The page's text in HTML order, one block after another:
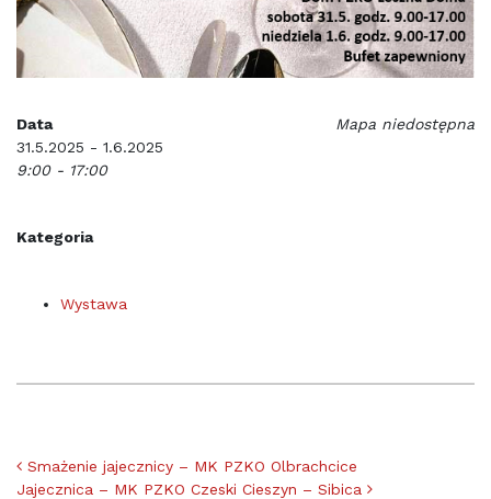
Mapa niedostępna
Data
31.5.2025 - 1.6.2025
9:00 - 17:00
Kategoria
Wystawa
Nawigacja po artykułach
Smażenie jajecznicy – MK PZKO Olbrachcice
Jajecznica – MK PZKO Czeski Cieszyn – Sibica